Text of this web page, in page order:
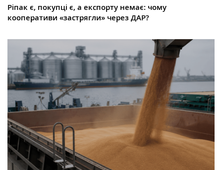
Ріпак є, покупці є, а експорту немає: чому
кооперативи «застрягли» через ДАР?